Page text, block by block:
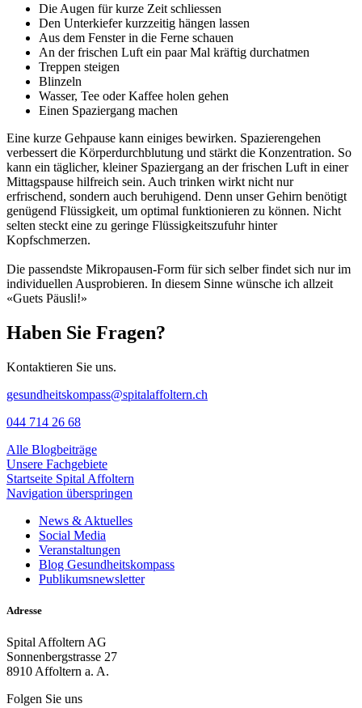
Die Augen für kurze Zeit schliessen
Den Unterkiefer kurzzeitig hängen lassen
Aus dem Fenster in die Ferne schauen
An der frischen Luft ein paar Mal kräftig durchatmen
Treppen steigen
Blinzeln
Wasser, Tee oder Kaffee holen gehen
Einen Spaziergang machen
Eine kurze Gehpause kann einiges bewirken. Spazierengehen
verbessert die Körperdurchblutung und stärkt die Konzentration. So
kann ein täglicher, kleiner Spaziergang an der frischen Luft in einer
Mittagspause hilfreich sein. Auch trinken wirkt nicht nur
erfrischend, sondern auch beruhigend. Denn unser Gehirn benötigt
genügend Flüssigkeit, um optimal funktionieren zu können. Nicht
selten steckt eine zu geringe Flüssigkeitszufuhr hinter
Kopfschmerzen.
Die passendste Mikropausen-Form für sich selber findet sich nur im
individuellen Ausprobieren. In diesem Sinne wünsche ich allzeit
«Guets Päusli!»
Haben Sie Fragen?
Kontaktieren Sie uns.
gesundheitskompass@spitalaffoltern.ch
044 714 26 68
Alle Blogbeiträge
Unsere Fachgebiete
Startseite Spital Affoltern
Navigation überspringen
News & Aktuelles
Social Media
Veranstaltungen
Blog Gesundheitskompass
Publikumsnewsletter
Adresse
Spital Affoltern AG
Sonnenbergstrasse 27
8910 Affoltern a. A.
Folgen Sie uns